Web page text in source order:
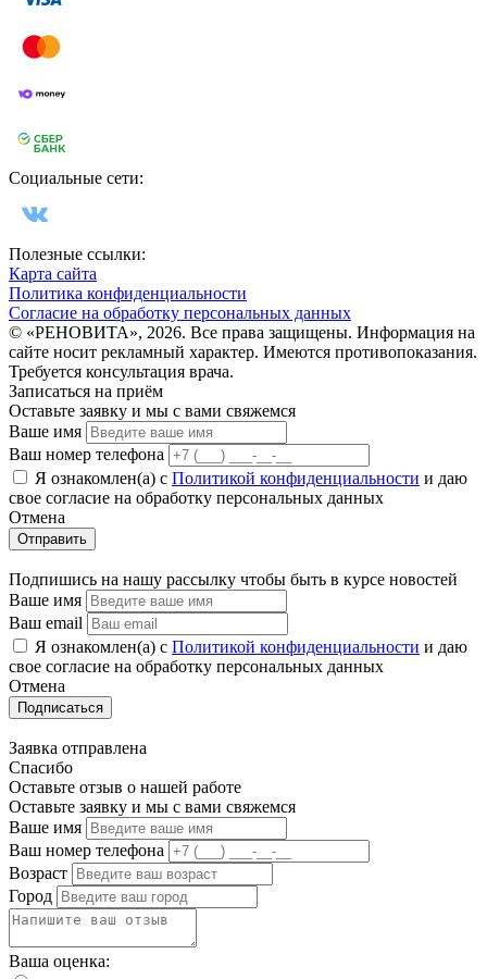
Социальные сети:
Полезные ссылки:
Карта сайта
Политика конфиденциальности
Согласие на обработку персональных данных
© «РЕНОВИТА», 2026. Все права защищены. Информация на
сайте носит рекламный характер. Имеются противопоказания.
Требуется консультация врача.
Записаться на приём
Оставьте заявку и мы с вами свяжемся
Ваше имя
Ваш номер телефона
Я ознакомлен(а) с Политикой конфиденциальности и даю
свое cогласие на обработку персональных данных
Отмена
Отправить
Подпишись на нашу рассылку чтобы быть в курсе новостей
Ваше имя
Ваш email
Я ознакомлен(а) с Политикой конфиденциальности и даю
свое cогласие на обработку персональных данных
Отмена
Подписаться
Заявка отправлена
Спасибо
Оставьте отзыв о нашей работе
Оставьте заявку и мы с вами свяжемся
Ваше имя
Ваш номер телефона
Возраст
Город
Ваша оценка: